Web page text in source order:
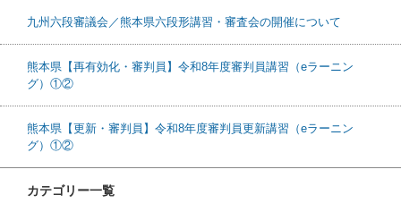
九州六段審議会／熊本県六段形講習・審査会の開催について
熊本県【再有効化・審判員】令和8年度審判員講習（eラーニン
グ）①②
熊本県【更新・審判員】令和8年度審判員更新講習（eラーニン
グ）①②
カテゴリー一覧